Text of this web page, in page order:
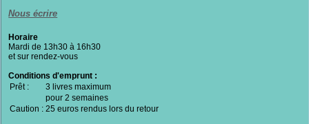
Nous écrire
Horaire
Mardi de 13h30 à 16h30
et sur rendez-vous
Conditions d'emprunt :
Prêt :
3 livres maximum
pour 2 semaines
Caution : 25 euros rendus lors du retour